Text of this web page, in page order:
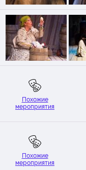
Похожие
мероприятия
Похожие
мероприятия